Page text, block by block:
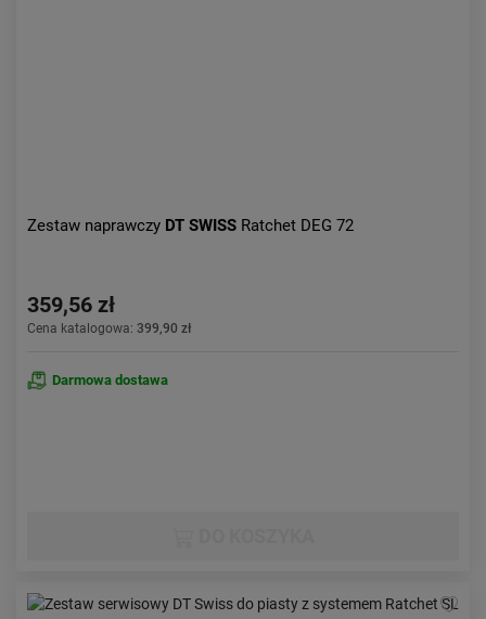
Zestaw naprawczy DT SWISS Ratchet DEG 72
359,56 zł
Cena katalogowa: 399,90 zł
Darmowa dostawa